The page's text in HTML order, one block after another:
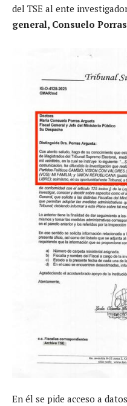
del TSE al ente
general, Consuelo Porras
En él se pide acceso a